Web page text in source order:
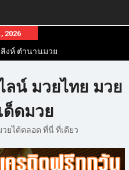
2026
งห์ ตำนานมวย
ทยที่ดังไปทั่วโลก
ยในทุกๆแวดวงมี
กมาย
ลน์ มวยไทย มวย
ด็ดมวย
ยได้ตลอด ที่นี่ ที่เดียว